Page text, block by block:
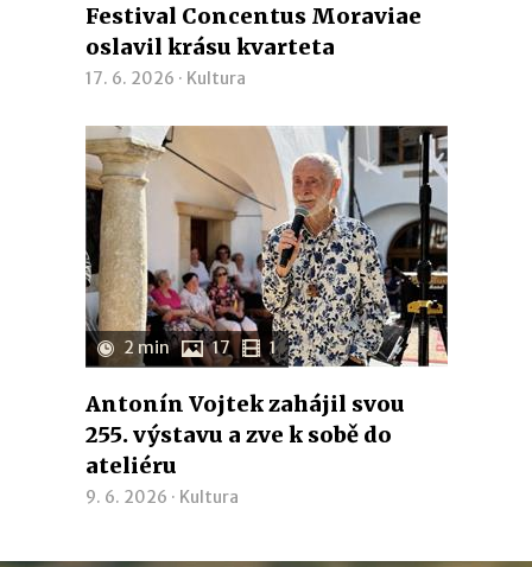
Festival Concentus Moraviae
oslavil krásu kvarteta
17. 6. 2026 · Kultura
2 min 17 1
Antonín Vojtek zahájil svou
255. výstavu a zve k sobě do
ateliéru
9. 6. 2026 · Kultura